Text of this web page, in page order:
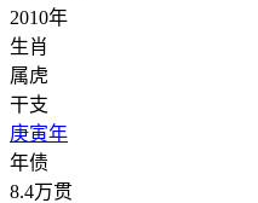
2010年
生肖
属虎
干支
庚寅年
年债
8.4万贯